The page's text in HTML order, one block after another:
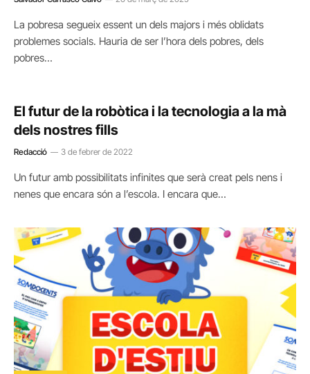
La pobresa segueix essent un dels majors i més oblidats
problemes socials. Hauria de ser l’hora dels pobres, dels
pobres…
El futur de la robòtica i la tecnologia a la mà
dels nostres fills
Redacció 3 de febrer de 2022
Un futur amb possibilitats infinites que serà creat pels nens i
nenes que encara són a l’escola. I encara que…